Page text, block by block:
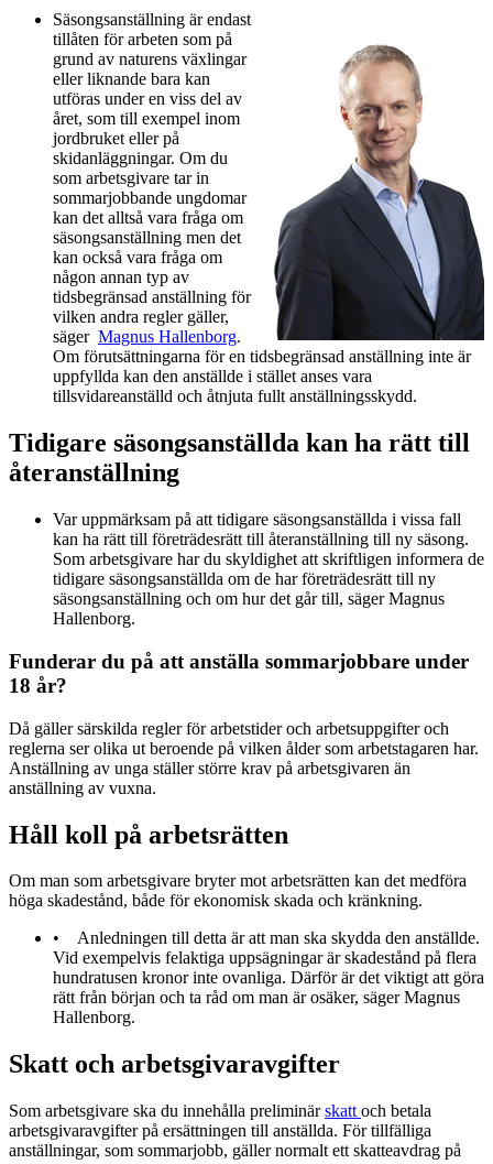
Säsongsanställning är endast
tillåten för arbeten som på
grund av naturens växlingar
eller liknande bara kan
utföras under en viss del av
året, som till exempel inom
jordbruket eller på
skidanläggningar. Om du
som arbetsgivare tar in
sommarjobbande ungdomar
kan det alltså vara fråga om
säsongsanställning men det
kan också vara fråga om
någon annan typ av
tidsbegränsad anställning för
vilken andra regler gäller,
säger Magnus Hallenborg.
Om förutsättningarna för en tidsbegränsad anställning inte är
uppfyllda kan den anställde i stället anses vara
tillsvidareanställd och åtnjuta fullt anställningsskydd.
Tidigare säsongsanställda kan ha rätt till
återanställning
Var uppmärksam på att tidigare säsongsanställda i vissa fall
kan ha rätt till företrädesrätt till återanställning till ny säsong.
Som arbetsgivare har du skyldighet att skriftligen informera de
tidigare säsongsanställda om de har företrädesrätt till ny
säsongsanställning och om hur det går till, säger Magnus
Hallenborg.
Funderar du på att anställa sommarjobbare under
18 år?
Då gäller särskilda regler för arbetstider och arbetsuppgifter och
reglerna ser olika ut beroende på vilken ålder som arbetstagaren har.
Anställning av unga ställer större krav på arbetsgivaren än
anställning av vuxna.
Håll koll på arbetsrätten
Om man som arbetsgivare bryter mot arbetsrätten kan det medföra
höga skadestånd, både för ekonomisk skada och kränkning.
• Anledningen till detta är att man ska skydda den anställde.
Vid exempelvis felaktiga uppsägningar är skadestånd på flera
hundratusen kronor inte ovanliga. Därför är det viktigt att göra
rätt från början och ta råd om man är osäker, säger Magnus
Hallenborg.
Skatt och arbetsgivaravgifter
Som arbetsgivare ska du innehålla preliminärskatt och betala
arbetsgivaravgifter på ersättningen till anställda. För tillfälliga
anställningar, som sommarjobb, gäller normalt ett skatteavdrag på